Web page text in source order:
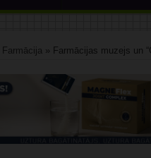
Farmācija» Farmācijas muzejs un